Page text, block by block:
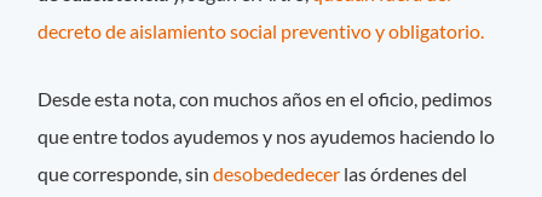
decreto de aislamiento social preventivo y obligatorio.
Desde esta nota, con muchos años en el oficio, pedimos
que entre todos ayudemos y nos ayudemos haciendo lo
que corresponde, sindesobededecer las órdenes del